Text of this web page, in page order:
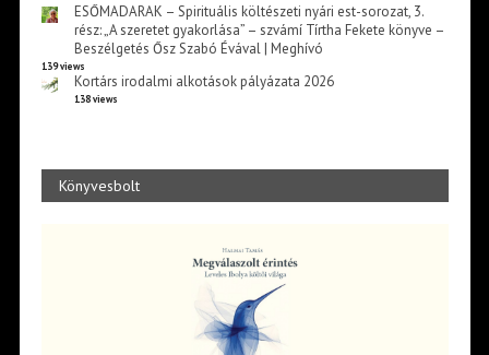
ESŐMADARAK – Spirituális költészeti nyári est-sorozat, 3.
rész: „A szeretet gyakorlása” – szvámí Tírtha Fekete könyve –
Beszélgetés Ősz Szabó Évával | Meghívó
139 views
Kortárs irodalmi alkotások pályázata 2026
138 views
Könyvesbolt